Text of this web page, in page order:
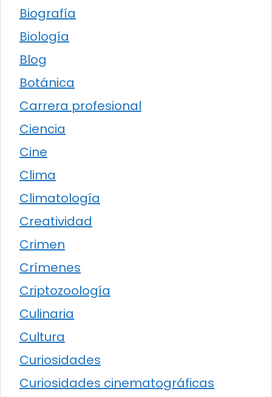
Biografía
Biología
Blog
Botánica
Carrera profesional
Ciencia
Cine
Clima
Climatología
Creatividad
Crimen
Crímenes
Criptozoología
Culinaria
Cultura
Curiosidades
Curiosidades cinematográficas